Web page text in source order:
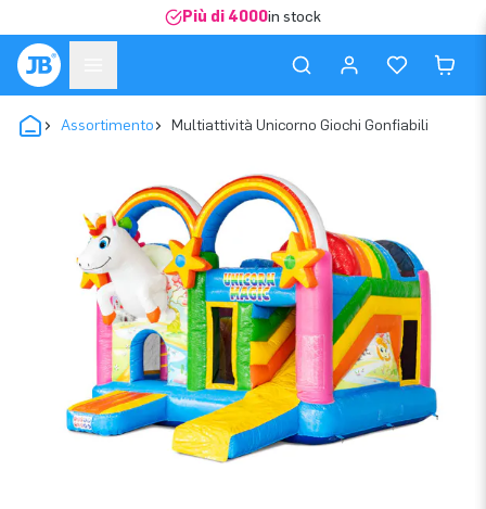
Più di 4000in stock
Assortimento Multiattività Unicorno Giochi Gonfiabili